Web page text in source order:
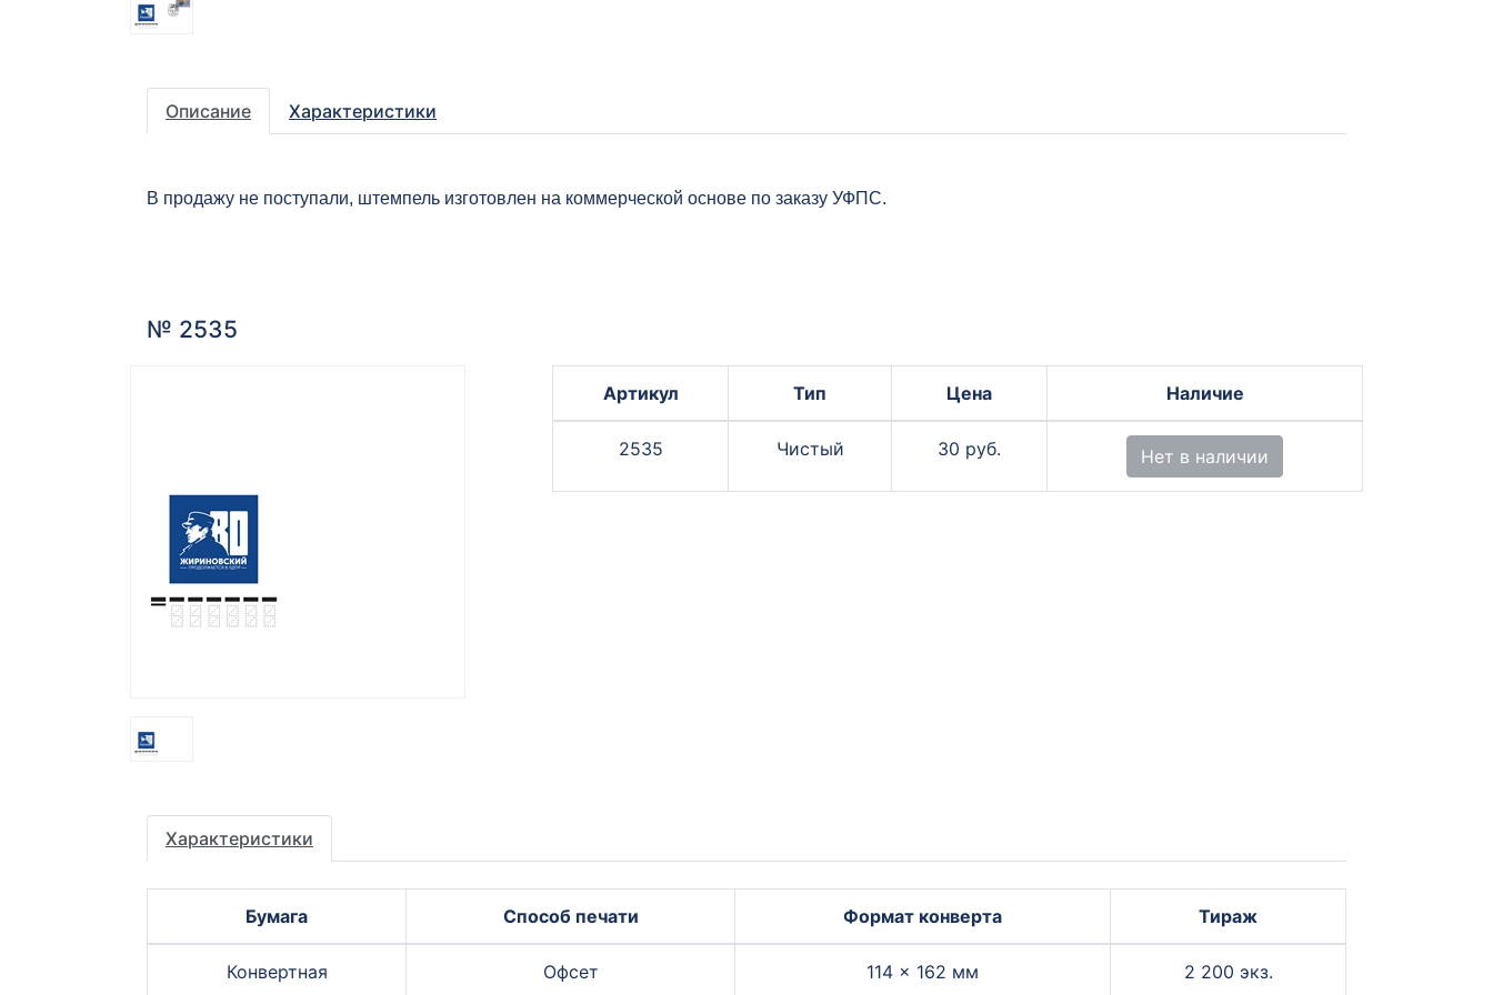
Описание Характеристики
В продажу не поступали, штемпель изготовлен на коммерческой основе по заказу УФПС.
№ 2535
Артикул Тип Цена Наличие
2535 Чистый 30 руб. Нет в наличии
Характеристики
Бумага Способ печати Формат конверта Тираж
Конвертная Офсет 114 × 162 мм 2 200 экз.